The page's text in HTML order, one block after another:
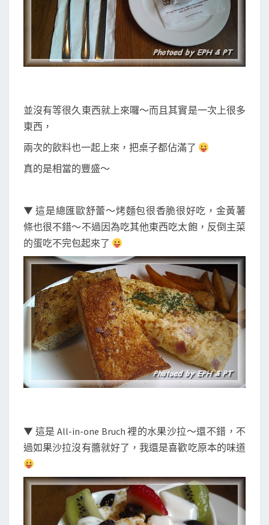
並沒有等很久東西就上來囉～而且其實是一次上很多
東西，
兩次的飲料也一起上來，把桌子都佔滿了
真的是相當的豐盛～
▼ 這是總匯歐舒蕾～烤麵包很香脆很好吃，金黃薯
條也很不錯～不過因為吃其他東西吃太飽，反倒主菜
的蛋吃不完包起來了
▼ 這是 All-in-one Bruch 裡的水果沙拉～還不錯，不
過如果沙拉沒有醬就好了，我還是喜歡吃原本的味道